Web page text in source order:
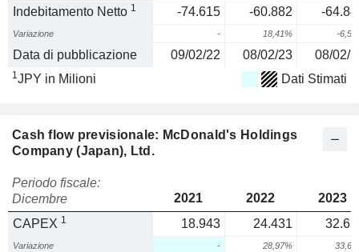
Indebitamento Netto 1 -74.615 -60.882 -
Variazione - 18,41% -
Data di pubblicazione 09/02/22 08/02/23 08/02/
1JPY in Milioni Dati Stimati
Cash flow previsionale: McDonald's Holdings
Company (Japan), Ltd.
Periodo fiscale:
Dicembre
2021 2022
2023
CAPEX 1 18.943 24.431
Variazione - 28,97%